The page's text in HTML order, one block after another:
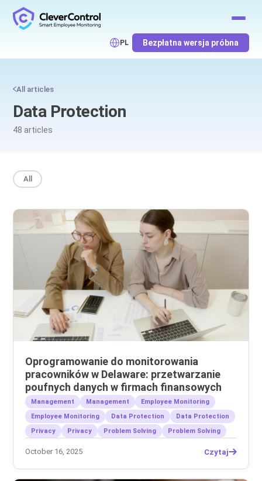
PL Bezpłatna wersja próbna
All articles
Data Protection
48 articles
All
Oprogramowanie do monitorowania
pracowników w Delaware: przetwarzanie
poufnych danych w firmach finansowych
Management Management
Employee Monitoring
Employee Monitoring
Data Protection
Data Protection
Privacy
Privacy Problem Solving Problem Solving
October 16, 2025 Czytaj